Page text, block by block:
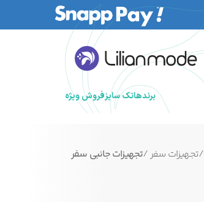
برندهاتک سایزفروش ویژه
/تجهیزات سفر /تجهیزات جانبی سفر